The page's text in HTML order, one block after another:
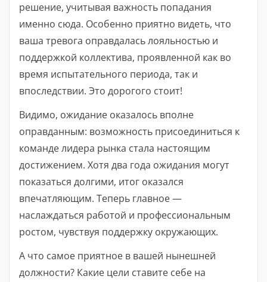
решение, учитывая важность попадания
именно сюда. Особенно приятно видеть, что
ваша тревога оправдалась лояльностью и
поддержкой коллектива, проявленной как во
время испытательного периода, так и
впоследствии. Это дорогого стоит!
Видимо, ожидание оказалось вполне
оправданным: возможность присоединиться к
команде лидера рынка стала настоящим
достижением. Хотя два года ожидания могут
показаться долгими, итог оказался
впечатляющим. Теперь главное —
наслаждаться работой и профессиональным
ростом, чувствуя поддержку окружающих.
А что самое приятное в вашей нынешней
должности? Какие цели ставите себе на